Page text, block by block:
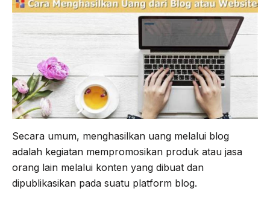
o
k
e
r
r
m
A
p
Secara umum, menghasilkan uang melalui blog
adalah kegiatan mempromosikan produk atau jasa
orang lain melalui konten yang dibuat dan
dipublikasikan pada suatu platform blog.